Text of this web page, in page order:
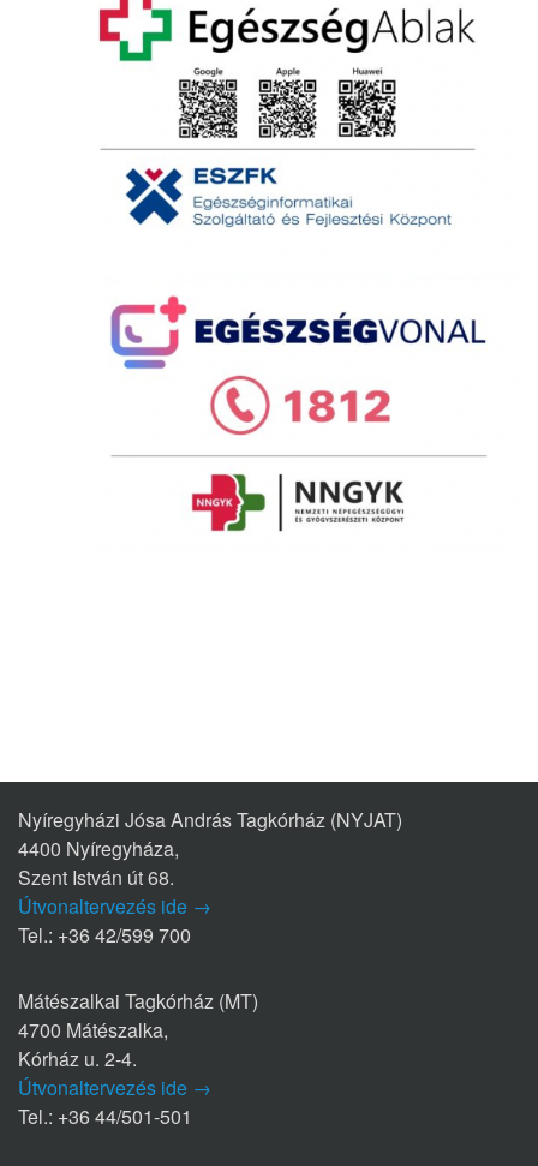
Nyíregyházi Jósa András Tagkórház (NYJAT)
4400 Nyíregyháza,
Szent István út 68.
Útvonaltervezés ide →
Tel.: +36 42/599 700
Mátészalkai Tagkórház (MT)
4700 Mátészalka,
Kórház u. 2-4.
Útvonaltervezés ide →
Tel.: +36 44/501-501